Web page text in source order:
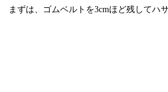
まずは、ゴムベルトを3cmほど残してハ